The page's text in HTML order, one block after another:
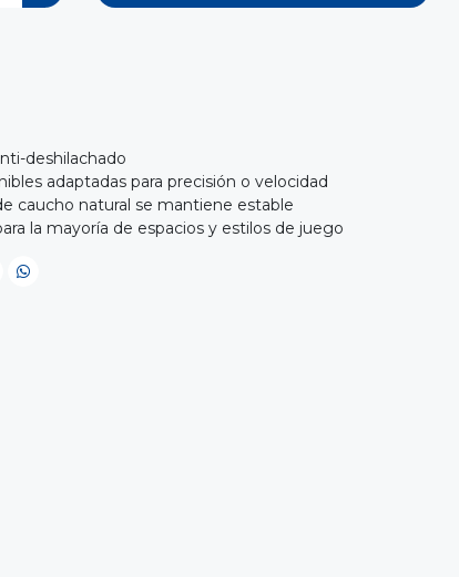
deshilachado
adaptadas para precisión o velocidad
caucho natural se mantiene estable
la mayoría de espacios y estilos de juego